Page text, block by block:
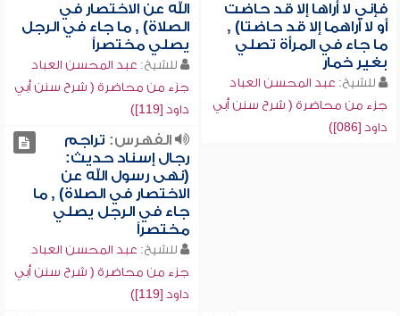
فإني لا أراها إلا قد حاضت
أو لا أراهما إلا قد حاضتا) ,
ما جاء في المرأة تصلي
بغير خمار
للشيخ: عبد المحسن العباد
جزء من محاضرة ( شرح سنن أبي
داود [086])
الله عن الاختصار في
الصلاة) , ما جاء في الرجل
يصلي مختصراً
للشيخ: عبد المحسن العباد
جزء من محاضرة ( شرح سنن أبي
داود [119])
الفهرس: تراجم
رجال إسناد حديث:
(نهى رسول الله عن
الاختصار في الصلاة) , ما
جاء في الرجل يصلي
مختصراً
للشيخ: عبد المحسن العباد
جزء من محاضرة ( شرح سنن أبي
داود [119])